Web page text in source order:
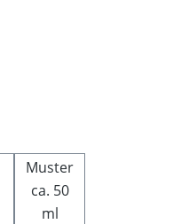
5 von 5 Sternen
verfügbar.)
Muster
ca. 50
ml